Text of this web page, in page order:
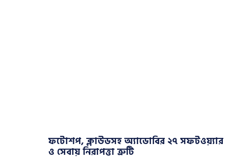
ফটোশপ, ক্লাউডসহ অ্যাডোবির ২৭ সফটওয়্যার
ও সেবায় নিরাপত্তা ত্রুটি